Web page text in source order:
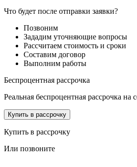
Что будет после отправки заявки?
Позвоним
Зададим уточняющие вопросы
Рассчитаем стоимость и сроки
Составим договор
Выполним работы
Беспроцентная рассрочка
Реальная беспроцентная рассрочка на
Купить в рассрочку
Купить в рассрочку
Или позвоните